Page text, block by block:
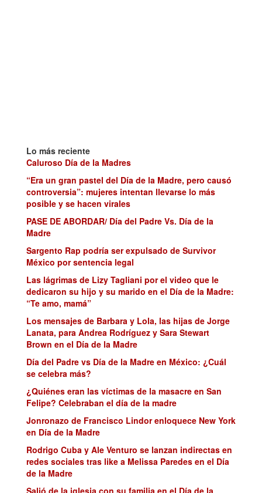
Lo más reciente
Caluroso Día de la Madres
“Era un gran pastel del Día de la Madre, pero causó
controversia”: mujeres intentan llevarse lo más
posible y se hacen virales
PASE DE ABORDAR/ Día del Padre Vs. Día de la
Madre
Sargento Rap podría ser expulsado de Survivor
México por sentencia legal
Las lágrimas de Lizy Tagliani por el video que le
dedicaron su hijo y su marido en el Día de la Madre:
“Te amo, mamá”
Los mensajes de Barbara y Lola, las hijas de Jorge
Lanata, para Andrea Rodríguez y Sara Stewart
Brown en el Día de la Madre
Día del Padre vs Día de la Madre en México: ¿Cuál
se celebra más?
¿Quiénes eran las víctimas de la masacre en San
Felipe? Celebraban el día de la madre
Jonronazo de Francisco Lindor enloquece New York
en Día de la Madre
Rodrigo Cuba y Ale Venturo se lanzan indirectas en
redes sociales tras like a Melissa Paredes en el Día
de la Madre
Salió de la iglesia con su familia en el Día de la